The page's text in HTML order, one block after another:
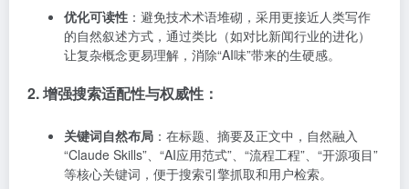
优化可读性 ：避免技术术语堆砌，采用更接近人类写作
的自然叙述方式，通过类比（如对比新闻行业的进化）
让复杂概念更易理解，消除“AI味”带来的生硬感。
2. 增强搜索适配性与权威性：
关键词自然布局 ：在标题、摘要及正文中，自然融入
“Claude Skills”、“AI应用范式”、“流程工程”、“开源项目”
等核心关键词，便于搜索引擎抓取和用户检索。